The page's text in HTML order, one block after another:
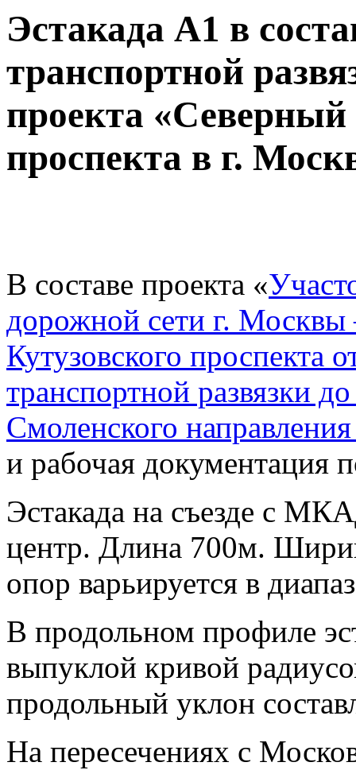
Эстакада А1 в
транспортной
проекта «Северный
проспекта в г.
В составе проекта «
дорожной сети г.
Кутузовского проспекта
транспортной развязки
Смоленского
и рабочая документация
Эстакада на съезде с
центр. Длина 700м.
опор варьируется в
В продольном профиле
выпуклой кривой
продольный уклон
На пересечениях с